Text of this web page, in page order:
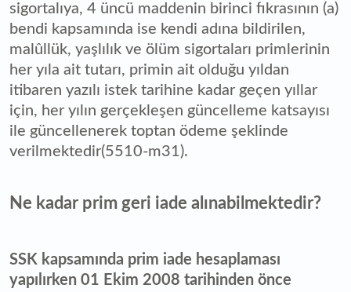
sigortalıya, 4 üncü maddenin birinci fıkrasının (a)
bendi kapsamında ise kendi adına bildirilen,
malûllük, yaşlılık ve ölüm sigortaları primlerinin
her yıla ait tutarı, primin ait olduğu yıldan
itibaren yazılı istek tarihine kadar geçen yıllar
için, her yılın gerçekleşen güncelleme katsayısı
ile güncellenerek toptan ödeme şeklinde
verilmektedir(5510-m31).
Ne kadar prim geri iade alınabilmektedir?
SSK kapsamında prim iade hesaplaması
yapılırken 01 Ekim 2008 tarihinden önce